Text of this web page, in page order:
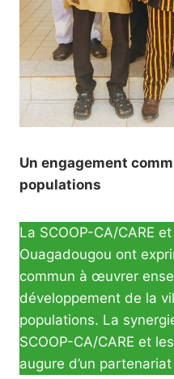
Un engagement
populations
La SCOOP-CA/CARE
Ouagadougou ont
commun à œuvrer
développement de la
populations. La
SCOOP-CA/CARE et
augure d’un